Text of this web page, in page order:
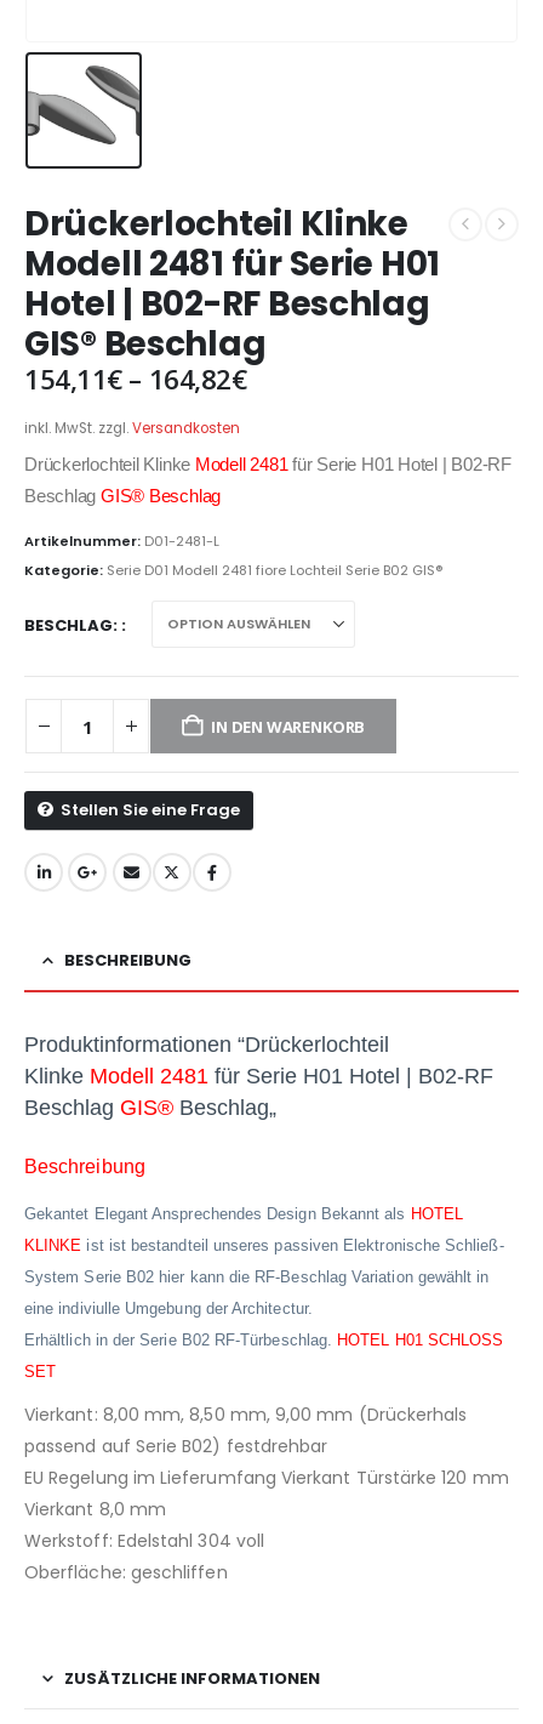
Drückerlochteil Klinke
Modell 2481 für Serie H01
Hotel | B02-RF Beschlag
GIS® Beschlag
154,11€– 164,82€
inkl. MwSt. zzgl.Versandkosten
Drückerlochteil Klinke Modell 2481für Serie H01 Hotel | B02-RF
Beschlag GIS® Beschlag
Artikelnummer: D01-2481-L
Kategorie: Serie D01 Modell 2481 fiore Lochteil Serie B02 GIS®
BESCHLAG:
IN DEN WARENKORB
Stellen Sie eine Frage
BESCHREIBUNG
Produktinformationen “Drückerlochteil
Klinke Modell 2481 für Serie H01 Hotel | B02-RF
Beschlag GIS® Beschlag„
Beschreibung
Gekantet Elegant Ansprechendes Design Bekannt als HOTEL
KLINKE ist ist bestandteil unseres passiven Elektronische Schließ-
System Serie B02 hier kann die RF-Beschlag Variation gewählt in
eine indiviulle Umgebung der Architectur.
Erhältlich in der Serie B02 RF-Türbeschlag.
HOTEL H01 SCHLOSS
SET
Vierkant: 8,00 mm, 8,50 mm, 9,00 mm (Drückerhals
passend auf Serie B02) festdrehbar
EU Regelung im Lieferumfang Vierkant Türstärke 120 mm
Vierkant 8,0 mm
Werkstoff: Edelstahl 304 voll
Oberfläche: geschliffen
ZUSÄTZLICHE INFORMATIONEN